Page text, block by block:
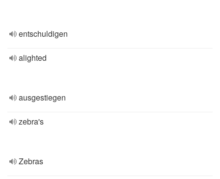
entschuldigen
alighted
ausgestiegen
zebra's
Zebras